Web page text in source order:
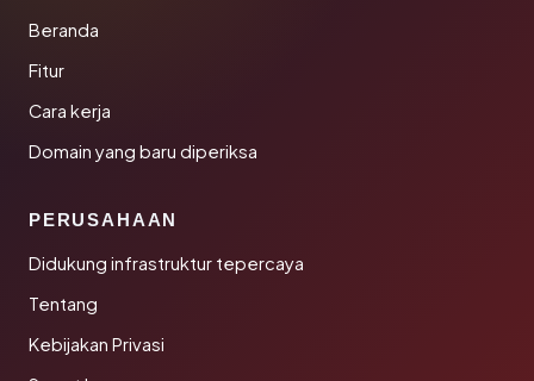
Beranda
Fitur
Cara kerja
Domain yang baru diperiksa
PERUSAHAAN
Didukung infrastruktur tepercaya
Tentang
Kebijakan Privasi